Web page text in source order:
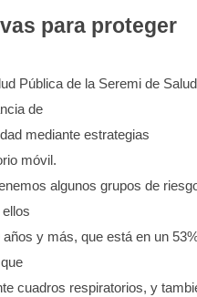
para proteger
Pública de la Seremi de
de
mediante estrategias
móvil.
algunos grupos de
y más, que está en un
cuadros respiratorios, y